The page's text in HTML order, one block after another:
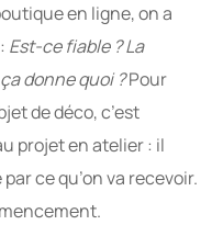
en ligne, on a
Est-ce fiable ? La
donne quoi ?Pour
de déco, c’est
projet en atelier : il
ce qu’on va recevoir.